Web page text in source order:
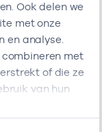
Ook delen we
met onze
en analyse.
met
of die ze
van hun
47471585